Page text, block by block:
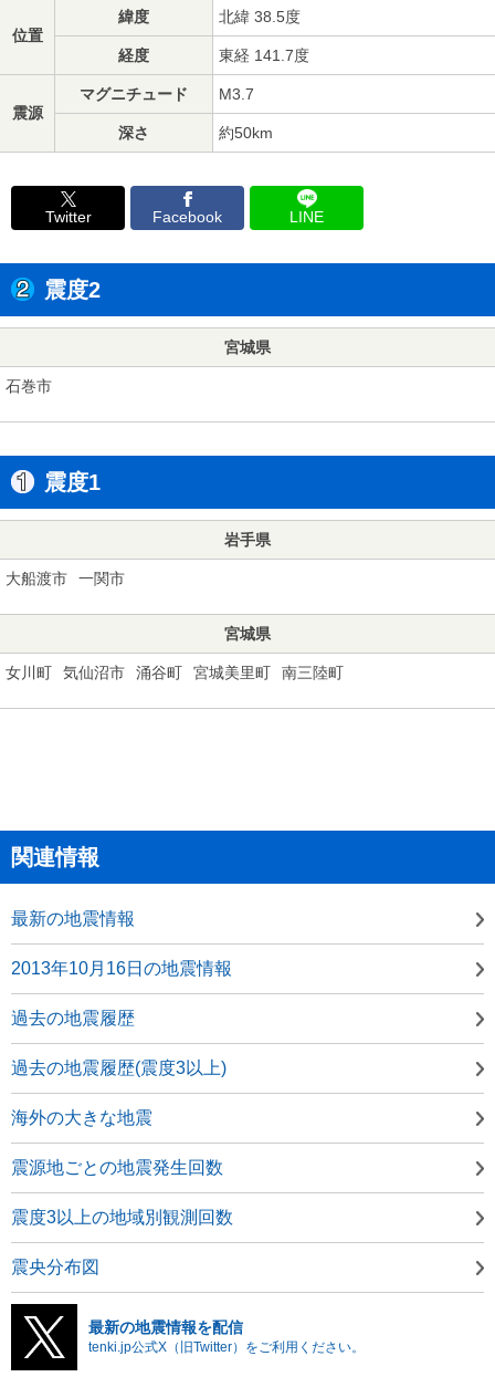
位置
緯度 北緯 38.5度
経度 東経 141.7度
震源
マグニチュード M3.7
深さ 約50km
Twitter Facebook LINE
震度2
宮城県
石巻市
震度1
岩手県
大船渡市 一関市
宮城県
女川町 気仙沼市 涌谷町 宮城美里町 南三陸町
関連情報
最新の地震情報
2013年10月16日の地震情報
過去の地震履歴
過去の地震履歴(震度3以上)
海外の大きな地震
震源地ごとの地震発生回数
震度3以上の地域別観測回数
震央分布図
最新の地震情報を配信
tenki.jp公式X（旧Twitter）をご利用ください。